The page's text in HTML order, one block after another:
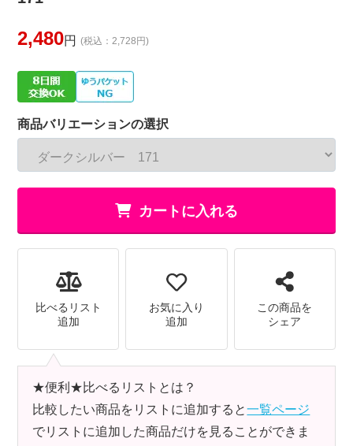
2,480円 (税込：2,728円)
商品バリエーションの選択
カートに入れる
比べるリスト
追加
お気に入り
追加
この商品を
シェア
★便利★比べるリストとは？
比較したい商品をリストに追加すると一覧ページ
でリストに追加した商品だけを見ることができま